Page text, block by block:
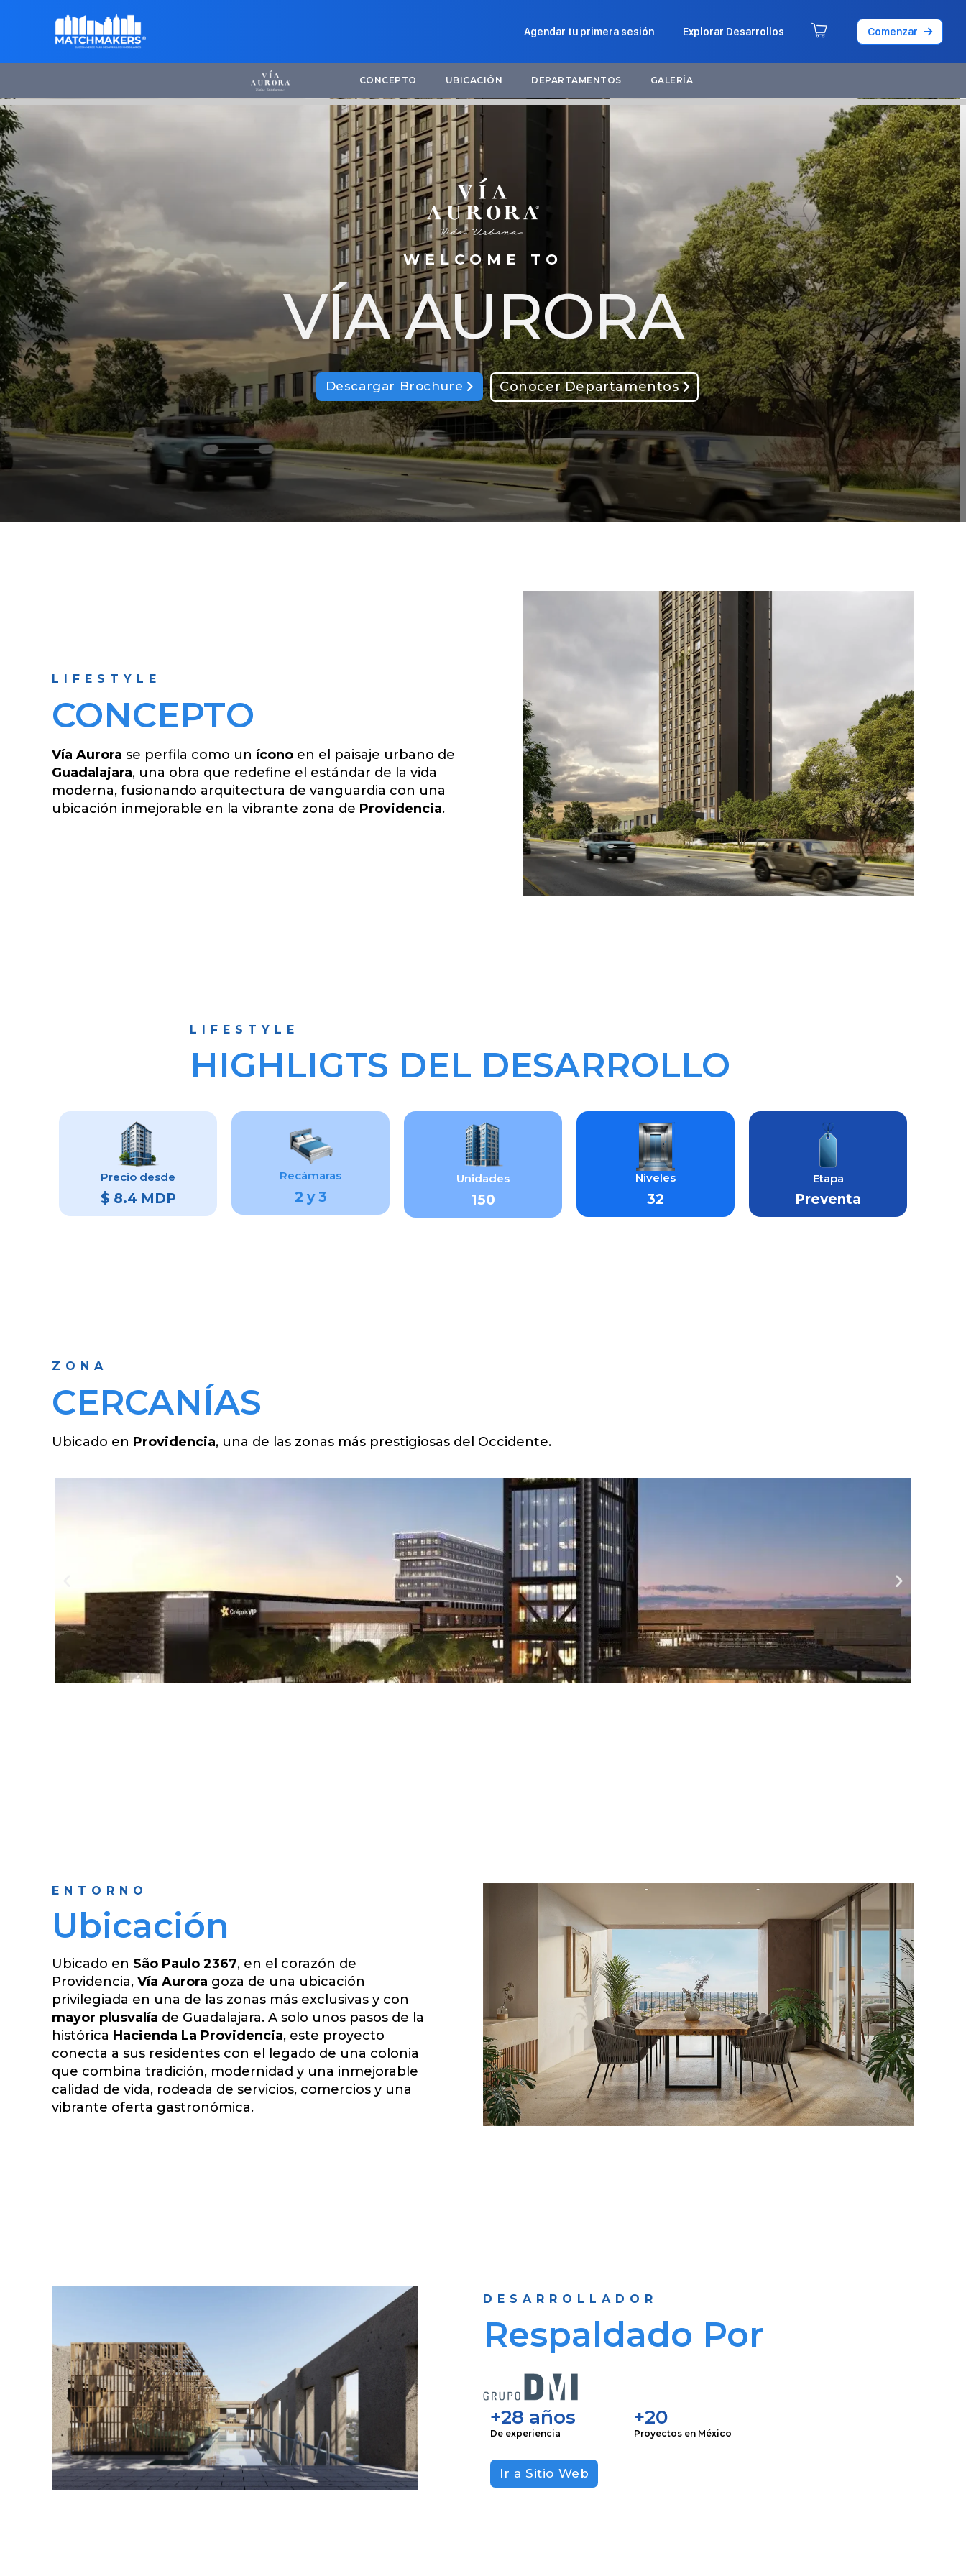
Agendar tu primera sesión Explorar Desarrollos Comenzar
CONCEPTO UBICACIÓN DEPARTAMENTOS GALERÍA
WELCOME TO
VÍA AURORA
Descargar Brochure Conocer Departamentos
LIFESTYLE
CONCEPTO
Vía Aurora se perfila como un ícono en el paisaje urbano de
Guadalajara, una obra que redefine el estándar de la vida
moderna, fusionando arquitectura de vanguardia con una
ubicación inmejorable en la vibrante zona de Providencia.
LIFESTYLE
HIGHLIGTS DEL DESARROLLO
Precio desde
$ 8.4 MDP
Recámaras
2 y 3
Unidades
150
Niveles
32
Etapa
Preventa
ZONA
CERCANÍAS
Ubicado en Providencia, una de las zonas más prestigiosas del Occidente.
ENTORNO
Ubicación
Ubicado en São Paulo 2367, en el corazón de
Providencia, Vía Aurora goza de una ubicación
privilegiada en una de las zonas más exclusivas y con
mayor plusvalía de Guadalajara. A solo unos pasos de la
histórica Hacienda La Providencia, este proyecto
conecta a sus residentes con el legado de una colonia
que combina tradición, modernidad y una inmejorable
calidad de vida, rodeada de servicios, comercios y una
vibrante oferta gastronómica.
DESARROLLADOR
Respaldado Por
+28 años
De experiencia
+20
Proyectos en México
Ir a Sitio Web